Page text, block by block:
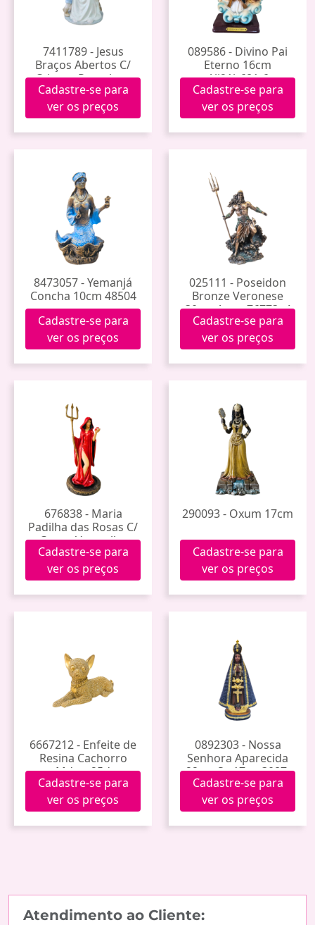
7411789 - Jesus
Braços Abertos C/
Criança Porcelana
1810167g (12)
Cadastre-se para
ver os preços
089586 - Divino Pai
Eterno 16cm
Alj21b681-6
Cadastre-se para
ver os preços
8473057 - Yemanjá
Concha 10cm 48504
Cadastre-se para
ver os preços
025111 - Poseidon
Bronze Veronese
30cm Apwu76773a4
Cadastre-se para
ver os preços
676838 - Maria
Padilha das Rosas C/
Capuz Vermelho
24cm 72-101
Cadastre-se para
ver os preços
290093 - Oxum 17cm
Cadastre-se para
ver os preços
6667212 - Enfeite de
Resina Cachorro
Mdog-25d
Cadastre-se para
ver os preços
0892303 - Nossa
Senhora Aparecida
22cm Sw17sm3087-
8a
Cadastre-se para
ver os preços
Atendimento ao Cliente: